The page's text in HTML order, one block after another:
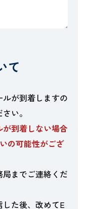
て
が到着しますの
い。
到着しない場合
の可能性がござ
までご連絡くだ
た後、改めてE